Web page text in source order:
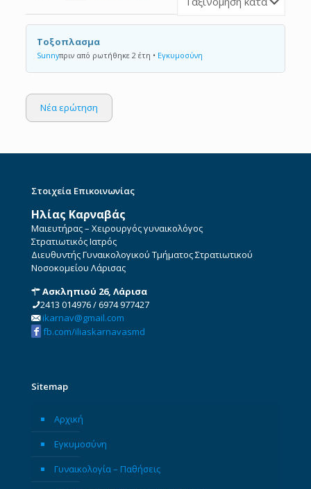
Τοξοπλασμα
Sunnyπριν από ρωτήθηκε 2 έτη • Εγκυμοσύνη
Νέα ερώτηση
Στοιχεία Επικοινωνίας
Ηλίας Καρναβάς
Μαιευτήρας – Χειρουργός γυναικολόγος
Στρατιωτικός Ιατρός
Διευθυντής Γυναικολογικού Τμήματος Στρατιωτικού
Νοσοκομείου Λάρισας
Ασκληπιού 26, Λάρισα
2413 014976/6974 977427
ikarnav@gmail.com
fb.com/iliaskarnavasmd
Sitemap
Αρχική
Εγκυμοσύνη
Γυναικολογία – Παθήσεις